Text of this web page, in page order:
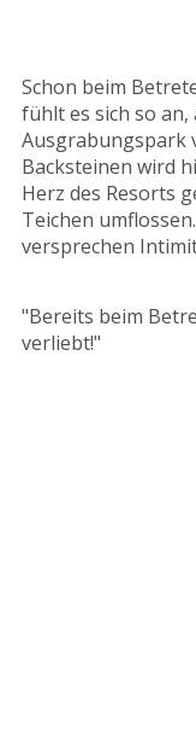
Schon beim
fühlt es sich so an,
Ausgrabungspark
Backsteinen wird
Herz des Resorts
Teichen
versprechen
"Bereits beim
verliebt!"